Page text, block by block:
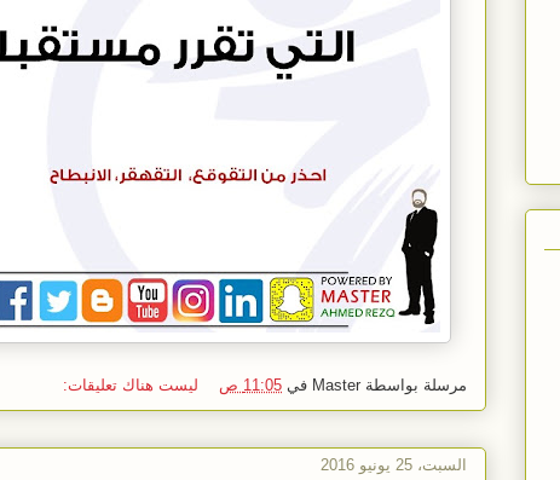
مرسلة بواسطة Master في 11:05 ص ليست هناك تعليقات:
السبت، 25 يونيو 2016